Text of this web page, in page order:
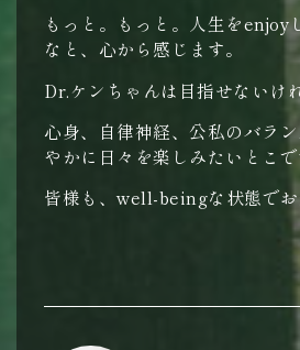
もっと。もっと。人生をenjoy
なと、心から感じます。
Dr.ケンちゃんは目指せないけ
心身、自律神経、公私のバラ
やかに日々を楽しみたいとこ
皆様も、well-beingな状態で